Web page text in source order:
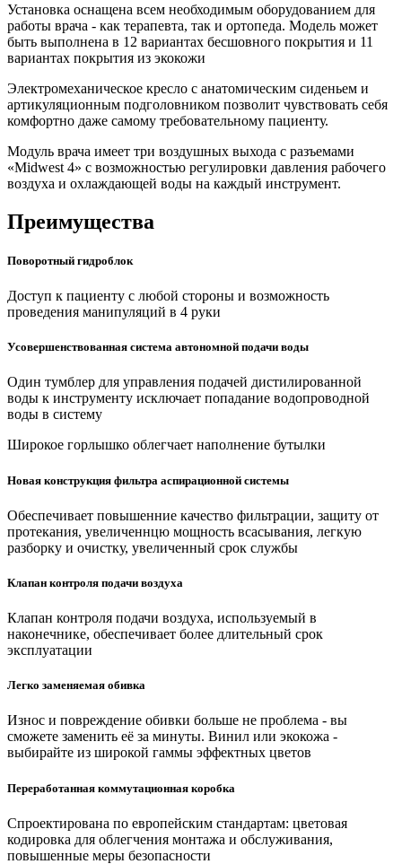
Установка оснащена всем необходимым оборудованием для
работы врача - как терапевта, так и ортопеда. Модель может
быть выполнена в 12 вариантах бесшовного покрытия и 11
вариантах покрытия из экокожи
Электромеханическое кресло с анатомическим сиденьем и
артикуляционным подголовником позволит чувствовать себя
комфортно даже самому требовательному пациенту.
Модуль врача имеет три воздушных выхода с разъемами
«Midwest 4» с возможностью регулировки давления рабочего
воздуха и охлаждающей воды на каждый инструмент.
Преимущества
Поворотный гидроблок
Доступ к пациенту с любой стороны и возможность
проведения манипуляций в 4 руки
Усовершенствованная система автономной подачи воды
Один тумблер для управления подачей дистилированной
воды к инструменту исключает попадание водопроводной
воды в систему
Широкое горлышко облегчает наполнение бутылки
Новая конструкция фильтра аспирационной системы
Обеспечивает повышенние качество фильтрации, защиту от
протекания, увеличеннцю мощность всасывания, легкую
разборку и очистку, увеличенный срок службы
Клапан контроля подачи воздуха
Клапан контроля подачи воздуха, используемый в
наконечнике, обеспечивает более длительный срок
эксплуатации
Легко заменяемая обивка
Износ и повреждение обивки больше не проблема - вы
сможете заменить её за минуты. Винил или экокожа -
выбирайте из широкой гаммы эффектных цветов
Переработанная коммутационная коробка
Спроектирована по европейским стандартам: цветовая
кодировка для облегчения монтажа и обслуживания,
повышенные меры безопасности